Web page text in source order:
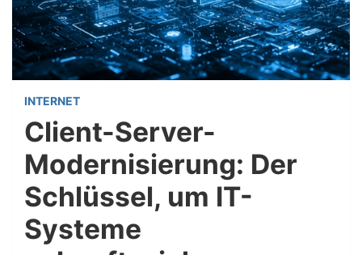
INTERNET
Client-Server-
Modernisierung: Der
Schlüssel, um IT-
Systeme